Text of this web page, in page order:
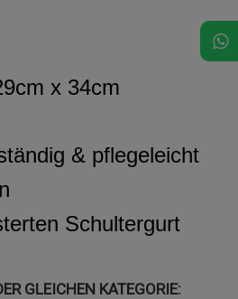
x 34cm
& pflegeleicht
Schultergurt
GLEICHEN KATEGORIE: